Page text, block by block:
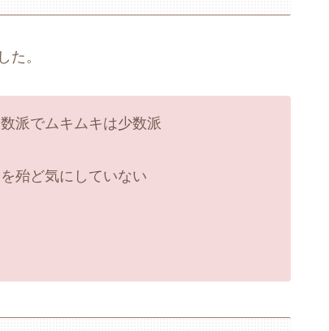
た。
派でムキムキは少数派
殆ど気にしていない